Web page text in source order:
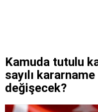
Kamuda tutulu
sayılı
değişecek?